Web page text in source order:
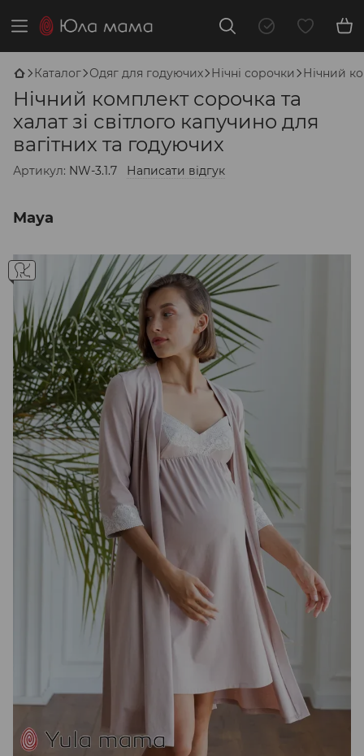
Каталог Одяг для годуючих Нічні сорочки Нічний
Нічний комплект сорочка та
халат зі світлого капучино для
вагітних та годуючих
Артикул: NW-3.1.7 Написати відгук
Maya